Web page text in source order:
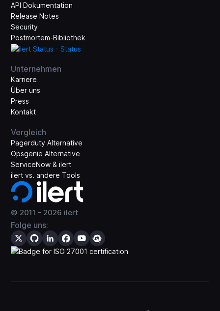
© 2011 - 2026 ilert
Folge uns:
API Dokumentation
Release Notes
Security
Postmortem-Bibliothek
Unternehmen
Karriere
Über uns
Press
Kontakt
Vergleich
Pagerduty Alternative
Opsgenie Alternative
ServiceNow & ilert
ilert vs. andere Tools